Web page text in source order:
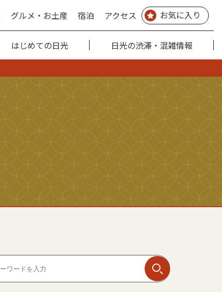
グルメ・お土産 宿泊 アクセス お気に入り
はじめての日光 日光の渋滞・混雑情報